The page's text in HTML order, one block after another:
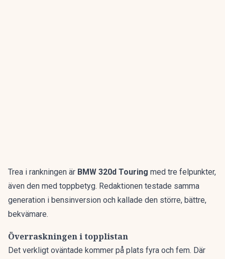
Trea i rankningen är BMW 320d Touring med tre felpunkter,
även den med toppbetyg. Redaktionen testade samma
generation i bensinversion och kallade den större, bättre,
bekvämare.
Överraskningen i topplistan
Det verkligt oväntade kommer på plats fyra och fem. Där